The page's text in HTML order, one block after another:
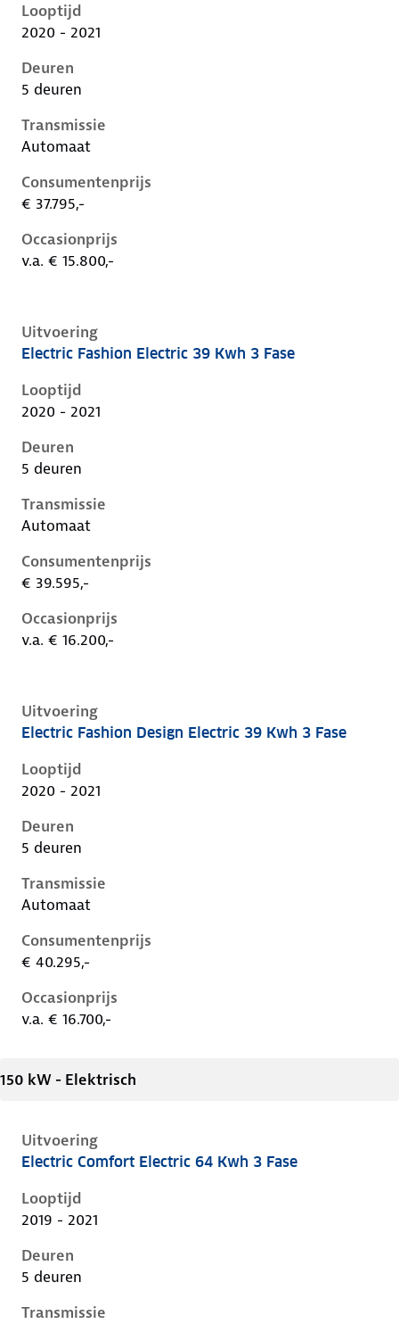
Looptijd
2020 - 2021
Deuren
5 deuren
Transmissie
Automaat
Consumentenprijs
€ 37.795,-
Occasionprijs
v.a. € 15.800,-
Uitvoering
Hyundai Kona i, electric 39 kwh 3 fase, 100 kW,
Electric Fashion Electric 39 Kwh 3 Fase
Looptijd
2020 - 2021
Deuren
5 deuren
Transmissie
Automaat
Consumentenprijs
€ 39.595,-
Occasionprijs
v.a. € 16.200,-
Uitvoering
Hyundai Kona i, electric 39 kwh 3 fase, 100 kW,
Electric Fashion Design Electric 39 Kwh 3 Fase
Looptijd
2020 - 2021
Deuren
5 deuren
Transmissie
Automaat
Consumentenprijs
€ 40.295,-
Occasionprijs
v.a. € 16.700,-
150 kW - Elektrisch
Uitvoering
Hyundai Kona i, electric 64 kwh 3 fase, 150 kW,
Electric Comfort Electric 64 Kwh 3 Fase
Looptijd
2019 - 2021
Deuren
5 deuren
Transmissie